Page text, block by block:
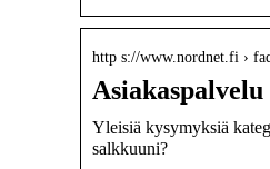
http s://www.nordnet.fi ›
Yleisiä kysymyksiä
salkkuuni?